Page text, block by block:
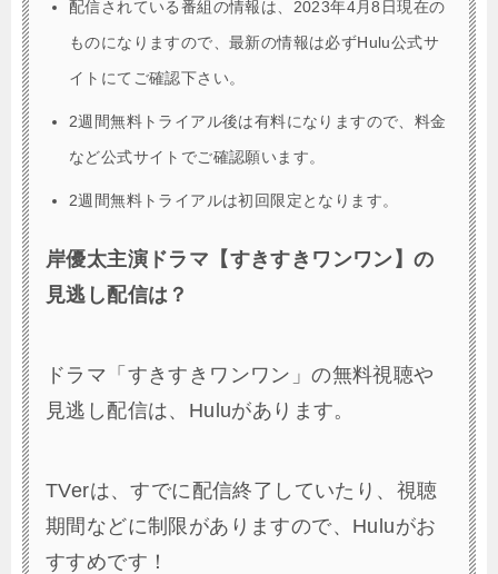
配信されている番組の情報は、2023年4月8日現在の
ものになりますので、最新の情報は必ずHulu公式サ
イトにてご確認下さい。
2週間無料トライアル後は有料になりますので、料金
など公式サイトでご確認願います。
2週間無料トライアルは初回限定となります。
岸優太主演ドラマ【すきすきワンワン】の
見逃し配信は？
ドラマ「すきすきワンワン」の無料視聴や
見逃し配信は、Huluがあります。
TVerは、すでに配信終了していたり、視聴
期間などに制限がありますので、Huluがお
すすめです！